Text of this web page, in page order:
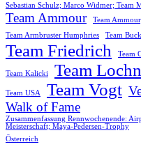
Sebastian Schulz; Marco Widmer; Team
Team Ammour Team
Team Armbruster Humphries
Team
Team Friedrich Team
Team Kalicki Team
Team USA Team Vogt
Walk of Fame
Zusammenfassung Rennwochenende:
Meisterschaft; Maya-Pedersen-Trophy
Österreich